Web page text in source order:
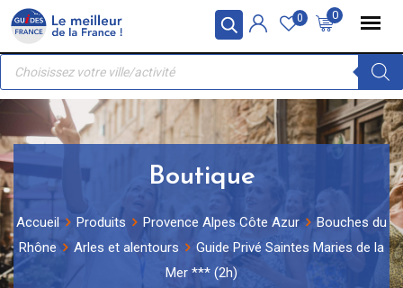
Panneau de gestion des cookies
Skip
content
0
0
Recherche
produits
Boutique
Accueil Produits Provence Alpes Côte Azur
Bouches du
Rhône
Arles et alentours
Guide Privé Saintes Maries de la
Mer *** (2h)